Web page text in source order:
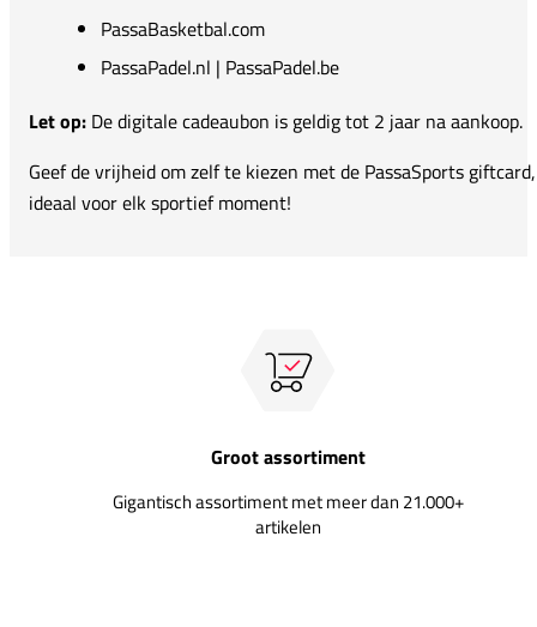
PassaBasketbal.com
PassaPadel.nl | PassaPadel.be
Let op: De digitale cadeaubon is geldig tot 2 jaar na aankoop.
Geef de vrijheid om zelf te kiezen met de PassaSports giftcard,
ideaal voor elk sportief moment!
Groot assortiment
Gigantisch assortiment met meer dan 21.000+
artikelen